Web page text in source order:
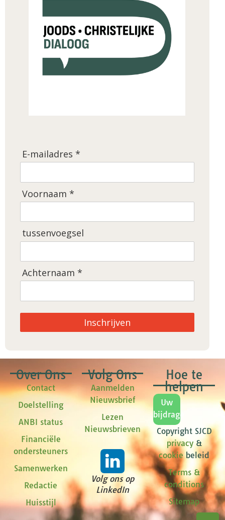
E-mailadres *
Voornaam *
tussenvoegsel
Achternaam *
Inschrijven
Over Ons
Contact
Doelstelling
ANBI status
Financiële
ondersteuners
Samenwerken
Redactie
Huisstijl
Volg Ons
Aanmelden
Nieuwsbrief
Lezen
Nieuwsbrieven
Volg ons op
LinkedIn
Hoe te
helpen
Uw
bijdrage
Copyright SJCD
privacy&
cookiebeleid
Terms &
conditions
Sitemap